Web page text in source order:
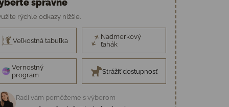
správne
rýchle odkazy nižšie.
Veľkostná tabuľka
Nadmerkový
ťahák
Vernostný
program
Strážiť dostupnosť
Radi vám pomôžeme s výberom